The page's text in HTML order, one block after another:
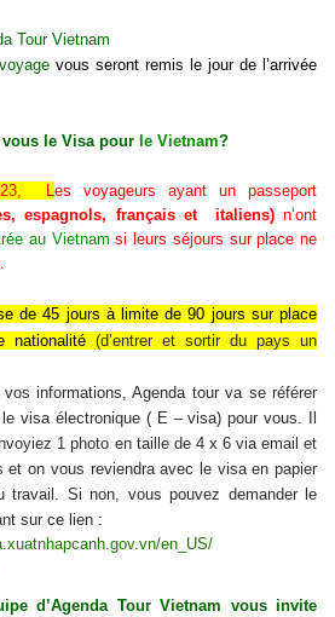
Tour Vietnam
voyage vous seront remis le jour de l’arrivée
le Visa pour le Vietnam?
Les voyageurs ayant un passeport
espagnols, français et italiens)n’ont
au Vietnam si leurs séjours sur place ne
de 45 jours à limite de 90 jours sur place
nationalité (d’entrer et sortir du pays un
informations, Agenda tour va se référer
visa électronique ( E – visa) pour vous. Il
1 photo en taille de 4 x 6 via email et
et on vous reviendra avec le visa en papier
travail. Si non, vous pouvez demander le
sur ce lien :
en_US/
d’Agenda Tour Vietnam vous invite